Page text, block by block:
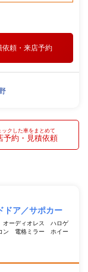
依頼・来店予約
ックした車をまとめて
予約・見積依頼
ア／サポカー
オーディオレス ハロゲ
ン 電格ミラー ホイー